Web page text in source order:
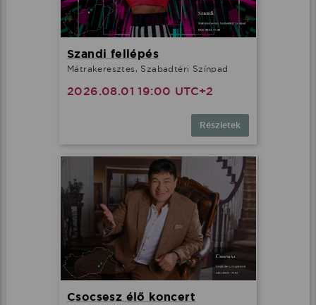
Szandi fellépés
Mátrakeresztes, Szabadtéri Színpad
2026.08.01 19:00 UTC+2
Részletek
Csocsesz élő koncert